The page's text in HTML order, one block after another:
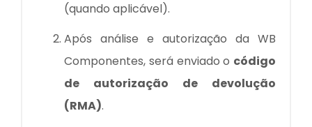
(quando aplicável).
Após análise e autorização da WB
Componentes, será enviado o código
de autorização de devolução
(RMA).